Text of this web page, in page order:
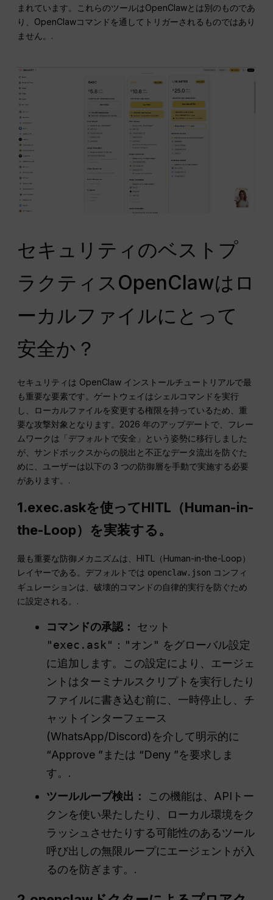
まれています。これらのツールはOpenClawとは別のものであ
り、OpenClawコマンドを通してトリガーされるものではあり
ません。.
セキュリティのベストプ
ラクティスOpenClawはロ
ーカルファイルにとって
安全か？
セキュリティは OpenClaw インストールチュートリアルで最
も重要な要素です。ゲートウェイはシェルコマンドを実行
し、ローカルファイルを変更する権限を持っているため、重
要な攻撃対象となります。2026 年のアップデートで、フレー
ムワークは「デフォルトで安全」という姿勢に移行しました
が、サンドボックスからの脱出と不正なデータ流出を防ぐた
めに、ユーザーは以下の 3 つの防御層を手動で実施する必要
があります。.
1.exec.askを使ってHITL（Human-in-
the-Loop）を実装する。
最も重要な防御メカニズムは、HITL（Human-in-the-Loop）
レイヤーである。デフォルトでは openclaw.json コンフィ
ギュレーションは、破壊的コマンドの自律的実行を防ぐため
に設定される。.
コマンドの承認：
セット
"exec.ask"："オン" をグローバル設定
に追加します。この設定により、エージェ
ントはターミナルスクリプトを実行したり
ファイルに書き込む前に、一時停止し、チ
ャットインターフェース
(WhatsApp/Discord)を介して明示的に
“Approve ”または “Deny ”を要求しま
す。.
ツールループ検出：
この機能は、APIトー
クンを使い果たしたり、ローカル環境をク
ラッシュさせたりする可能性のあるツール
呼び出しの無限ループにエージェントが入
るのを防ぎます。.